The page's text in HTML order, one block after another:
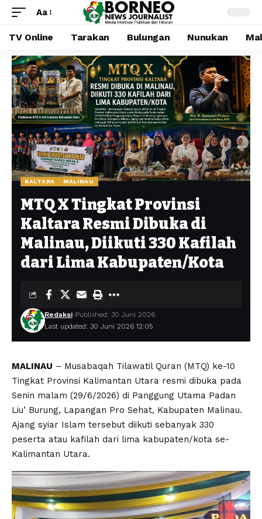
Aa
TV Online Tarakan Bulungan Nunukan
KALTARA MALINAU
MTQ X Tingkat Provinsi
Kaltara Resmi Dibuka di
Malinau, Diikuti 330 Kafilah
dari Lima Kabupaten/Kota
Last updated: 30 Juni 2026 12:05
Redaksi Published: 30 Juni 2026
MALINAU – Musabaqah Tilawatil Quran (MTQ) ke-10
Tingkat Provinsi Kalimantan Utara resmi dibuka pada
Senin malam (29/6/2026) di Panggung Utama Padan
Liu’ Burung, Lapangan Pro Sehat, Kabupaten Malinau.
Ajang syiar Islam tersebut diikuti sebanyak 330
peserta atau kafilah dari lima kabupaten/kota se-
Kalimantan Utara.